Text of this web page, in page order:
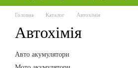
Головна Каталог Автохімія
Автохімія
Авто акумулятори